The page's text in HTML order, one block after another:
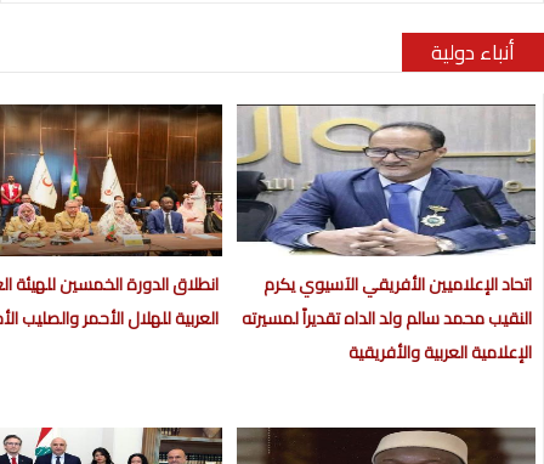
أنباء دولية
اتحاد الإعلاميين الأفريقي الآسيوي يكرم
النقيب محمد سالم ولد الداه تقديراً لمسيرته
الإعلامية العربية والأفريقية
انطلاق الدورة الخمسين للهيئة
العربية للهلال الأحمر والصليب